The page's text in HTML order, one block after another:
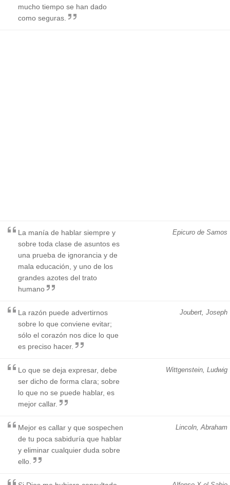
mucho tiempo se han dado
como seguras.
Epicuro de Samos
La manía de hablar siempre y
sobre toda clase de asuntos es
una prueba de ignorancia y de
mala educación, y uno de los
grandes azotes del trato
humano
Joubert, Joseph
La razón puede advertirnos
sobre lo que conviene evitar;
sólo el corazón nos dice lo que
es preciso hacer.
Wittgenstein, Ludwig
Lo que se deja expresar, debe
ser dicho de forma clara; sobre
lo que no se puede hablar, es
mejor callar.
Lincoln, Abraham
Mejor es callar y que sospechen
de tu poca sabiduría que hablar
y eliminar cualquier duda sobre
ello.